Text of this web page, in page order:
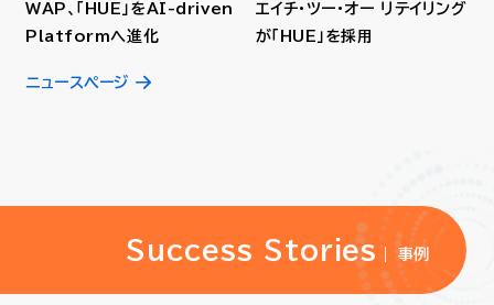
WAP、「HUE」をAI-driven
Platformへ進化
エイチ・ツー・オー リテイリング
が「HUE」を採用
ニュースページ
Success Stories 事例